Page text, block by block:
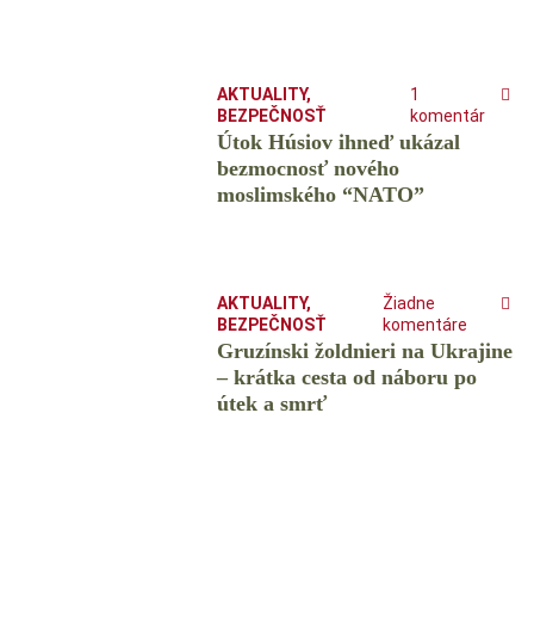
AKTUALITY,
BEZPEČNOSŤ
1
komentár
Útok Húsiov ihneď ukázal
bezmocnosť nového
moslimského “NATO”
AKTUALITY,
BEZPEČNOSŤ
Žiadne
komentáre
Gruzínski žoldnieri na Ukrajine
– krátka cesta od náboru po
útek a smrť